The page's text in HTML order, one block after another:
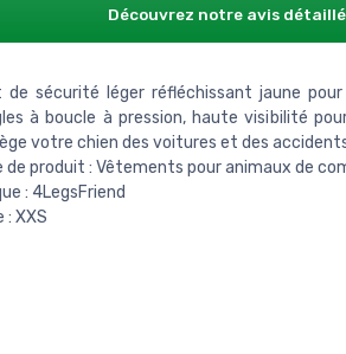
Découvrez notre avis
de sécurité léger réfléchissant jaune
à boucle à pression, haute visibilité
votre chien des voitures et des
de produit : Vêtements pour animaux de
: 4LegsFriend
: XXS